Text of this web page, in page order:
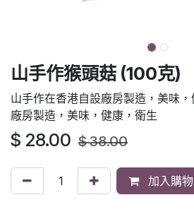
山手作猴頭菇 (100克)
山手作在香港自設廠房製造，美味
廠房製造，美味，健康，衛生
$ 28.00 $38.00
加入購